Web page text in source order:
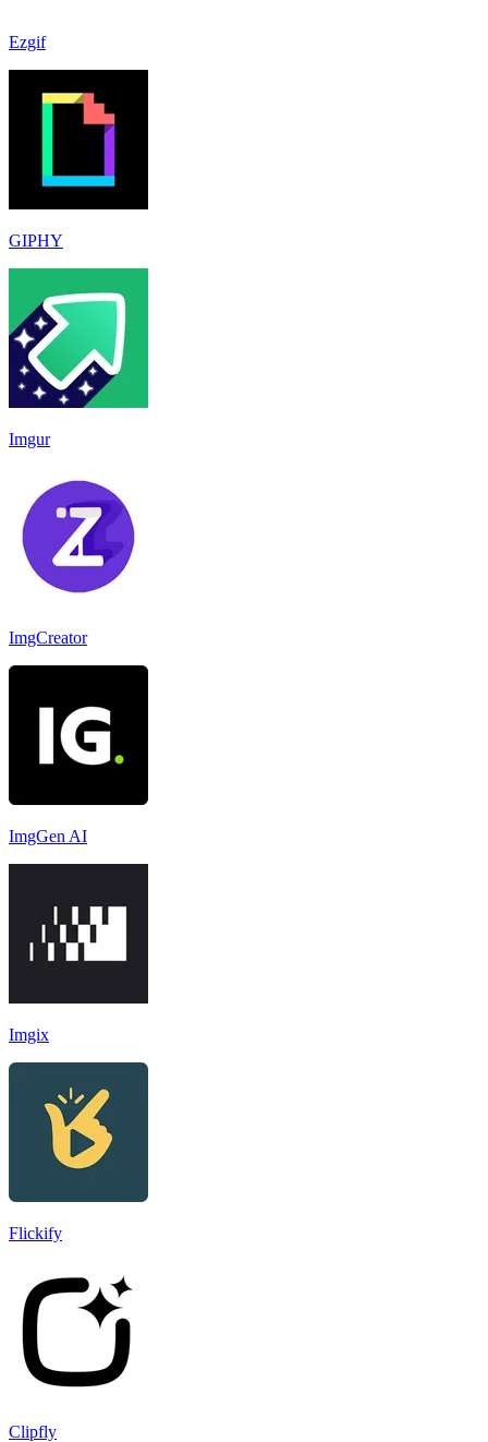
Ezgif
GIPHY
Imgur
ImgCreator
ImgGen AI
Imgix
Flickify
Clipfly